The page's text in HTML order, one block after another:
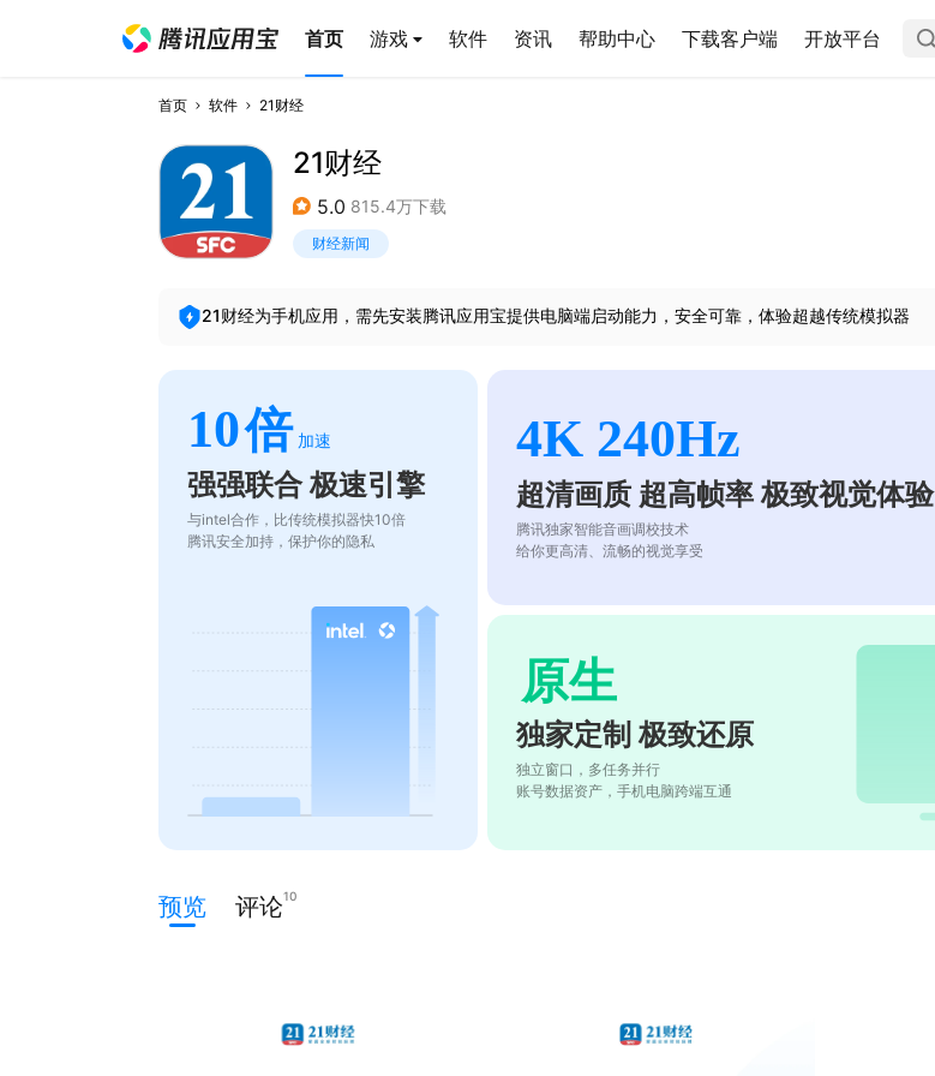
首页 游戏 软件 资讯 帮助中心 下载客户端 开放平台
首页 软件 21财经
21财经
5.0 815.4万下载
财经新闻
21财经为手机应用，需先安装腾讯应用宝提供电脑端启动能力，安全可靠，体验超越传统模拟器
10倍 加速
强强联合 极速引擎
与intel合作，比传统模拟器快10倍
腾讯安全加持，保护你的隐私
4K 240Hz
超清画质 超高帧率 极致视觉体验
腾讯独家智能音画调校技术
给你更高清、流畅的视觉享受
原生
独家定制 极致还原
独立窗口，多任务并行
账号数据资产，手机电脑跨端互通
预览 评论10